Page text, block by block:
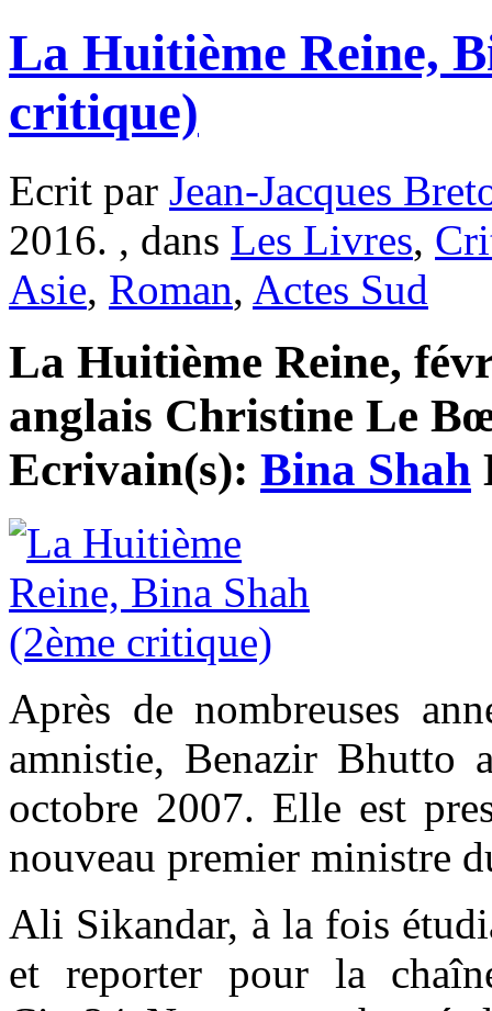
La Huitième Reine,
critique)
Ecrit par Jean-Jacques
2016. , dans Les Livres,
Asie, Roman, Actes Sud
La Huitième Reine,
anglais Christine Le
Ecrivain(s): Bina Shah
Après de nombreuses
amnistie, Benazir Bhutto
octobre 2007. Elle est
nouveau premier ministre
Ali Sikandar, à la fois
et reporter pour la